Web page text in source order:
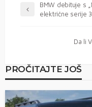
BMW debituje s
električne serije
Da li
PROČITAJTE JOŠ